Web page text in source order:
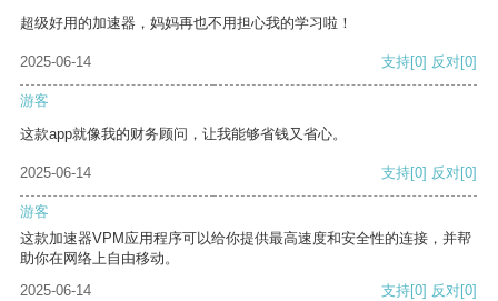
超级好用的加速器，妈妈再也不用担心我的学习啦！
2025-06-14 支持[0] 反对[0]
游客
这款app就像我的财务顾问，让我能够省钱又省心。
2025-06-14 支持[0] 反对[0]
游客
这款加速器VPM应用程序可以给你提供最高速度和安全性的连接，并帮
助你在网络上自由移动。
2025-06-14
支持[0] 反对[0]